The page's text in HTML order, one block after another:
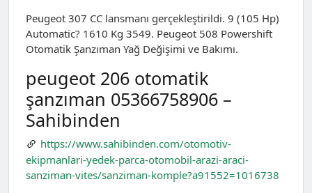
Peugeot 307 CC lansmanı gerçekleştirildi. 9 (105 Hp)
Automatic? 1610 Kg 3549. Peugeot 508 Powershift
Otomatik Şanzıman Yağ Değişimi ve Bakımı.
peugeot 206 otomatik
şanzıman 05366758906 –
Sahibinden
https://www.sahibinden.com/otomotiv-
ekipmanlari-yedek-parca-otomobil-arazi-araci-
sanziman-vites/sanziman-komple?a91552=1016738